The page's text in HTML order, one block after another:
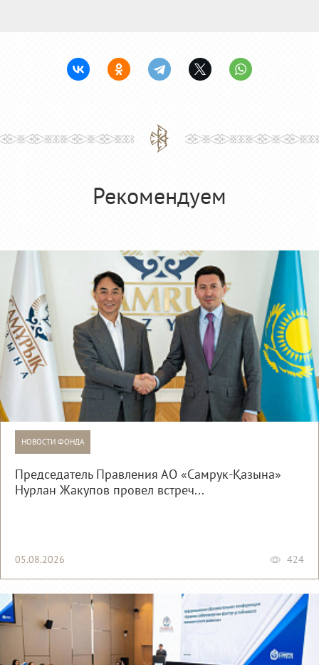
Рекомендуем
НОВОСТИ ФОНДА
Председатель Правления АО «Самрук-Қазына»
Нурлан Жакупов провел встреч...
05.08.2026 424